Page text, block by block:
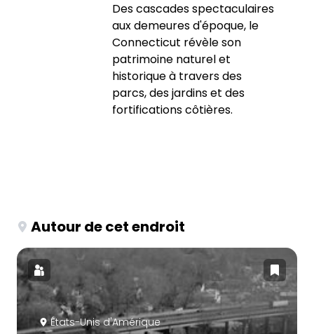
Des cascades spectaculaires
aux demeures d'époque, le
Connecticut révèle son
patrimoine naturel et
historique à travers des
parcs, des jardins et des
fortifications côtières.
Autour de cet endroit
États-Unis d'Amérique